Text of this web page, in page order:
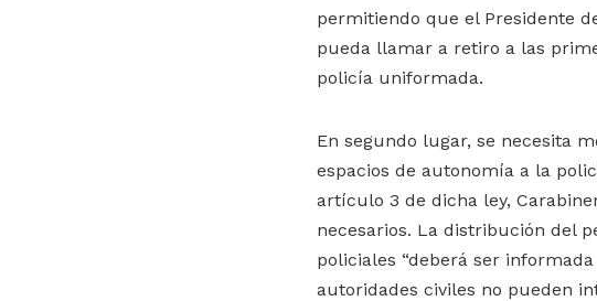
permitiendo que el Presidente
pueda llamar a retiro a las
policía uniformada.
En segundo lugar, se necesita
espacios de autonomía a la
artículo 3 de dicha ley,
necesarios. La distribución del
policiales “deberá ser
autoridades civiles no pueden